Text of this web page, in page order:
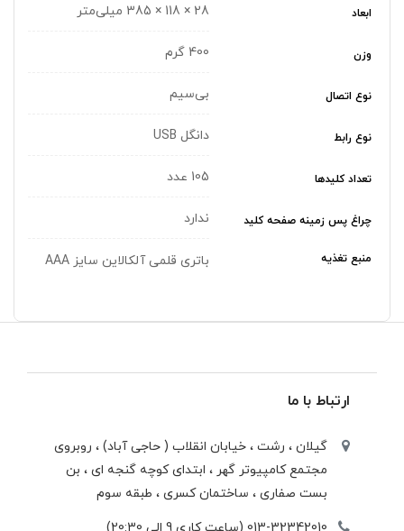
ابعاد 28 × 118 × 385 میلی‌متر
وزن 400 گرم
نوع اتصال بی‌سیم
نوع رابط دانگل USB
تعداد کلیدها 105 عدد
چراغ‌ پس زمینه صفحه کلید ندارد
منبع تغذیه باتری قلمی آلکالاین سایز AAA
ارتباط با ما
گیلان ، رشت ، خيابان انقلاب ( حاجی آباد) ، روبروی
مجتمع كامپيوتر گهر ، ابتدای كوچه گنجه ای ، بن
بست صفاری ، ساختمان كسری ، طبقه سوم